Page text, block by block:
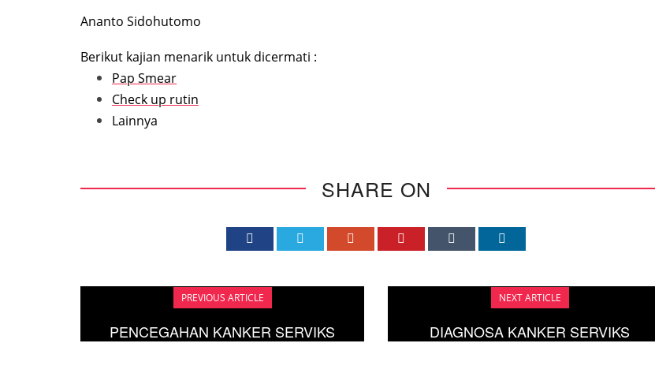
Ananto Sidohutomo
Berikut kajian menarik untuk dicermati :
Pap Smear
Check up rutin
Lainnya
SHARE ON
PREVIOUS ARTICLE
PENCEGAHAN KANKER SERVIKS
NEXT ARTICLE
DIAGNOSA KANKER SERVIKS